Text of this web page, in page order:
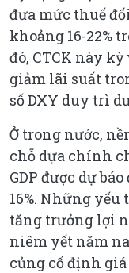
đưa mức thuế
khoảng 16-22%
đó, CTCK này
giảm lãi suất
số DXY duy trì
Ở trong nước,
chỗ dựa chính
GDP được dự
16%. Những yếu
tăng trưởng lợi
niêm yết năm
củng cố định